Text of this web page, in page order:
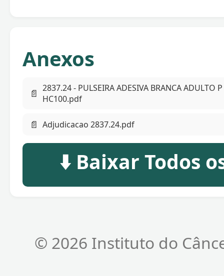
Anexos
📄 2837.24 - PULSEIRA ADESIVA BRANCA ADULTO
HC100.pdf
📄 Adjudicacao 2837.24.pdf
⬇️ Baixar Todos
© 2026 Instituto do